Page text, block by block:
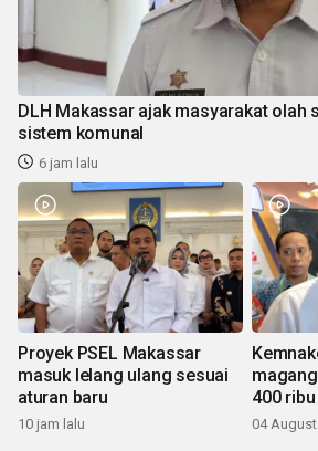
DLH Makassar ajak masyarakat olah
sistem komunal
6 jam lalu
Proyek PSEL Makassar
masuk lelang ulang sesuai
aturan baru
10 jam lalu
400
04